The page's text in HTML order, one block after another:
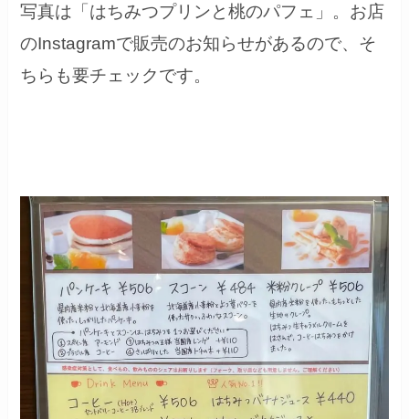
写真は「はちみつプリンと桃のパフェ」。お店
のInstagramで販売のお知らせがあるので、そ
ちらも要チェックです。